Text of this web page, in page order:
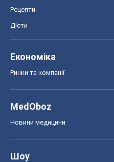
Рецепти
Дієти
Економіка
Ринки та компанії
MedOboz
Новини медицини
Шоу